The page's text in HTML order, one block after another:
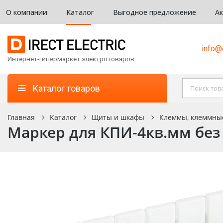
О компании Каталог Выгодное предложение
Интернет-гипермаркет электротоваров
Каталог товаров
Главная Каталог Щиты и шкафы Клеммы,
Маркер для КПИ-4кв.мм без